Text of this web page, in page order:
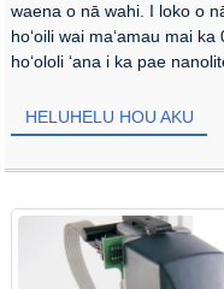
waena o nā wahi. I loko o
hoʻoili wai maʻamau mai
hoʻololi ʻana i ka pae
HELUHELU HOU AKU